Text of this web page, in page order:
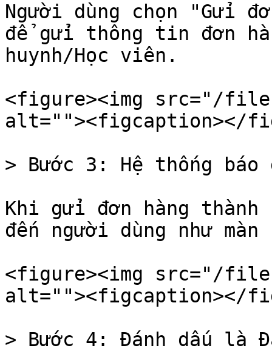
Người dùng chọn "Gửi
để gửi thông tin đơn
huynh/Học viên.
<figure><img src="/files/
alt=""><figcaption></
> Bước 3: Hệ thống báo
Khi gửi đơn hàng thành
đến người dùng như
<figure><img src="/
alt=""><figcaption></
> Bước 4: Đánh dấu là